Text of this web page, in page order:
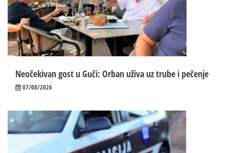
Neočekivan gost u Guči: Orban uživa uz trube i pečenje
07/08/2026